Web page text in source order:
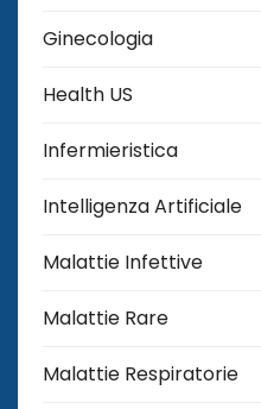
Ginecologia
Health US
Infermieristica
Intelligenza Artificiale
Malattie Infettive
Malattie Rare
Malattie Respiratorie